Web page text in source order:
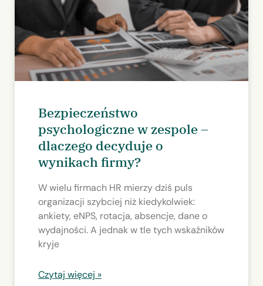
Bezpieczeństwo
psychologiczne w zespole –
dlaczego decyduje o
wynikach firmy?
W wielu firmach HR mierzy dziś puls
organizacji szybciej niż kiedykolwiek:
ankiety, eNPS, rotacja, absencje, dane o
wydajności. A jednak w tle tych wskaźników
kryje
Czytaj więcej »